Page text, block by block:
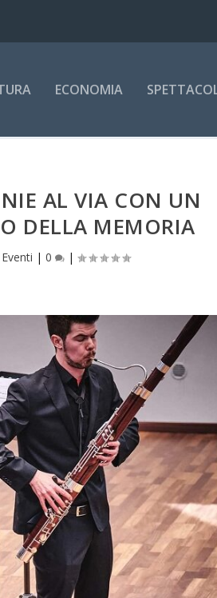
ECONOMIA
AL VIA CON UN
DELLA MEMORIA
|0 |